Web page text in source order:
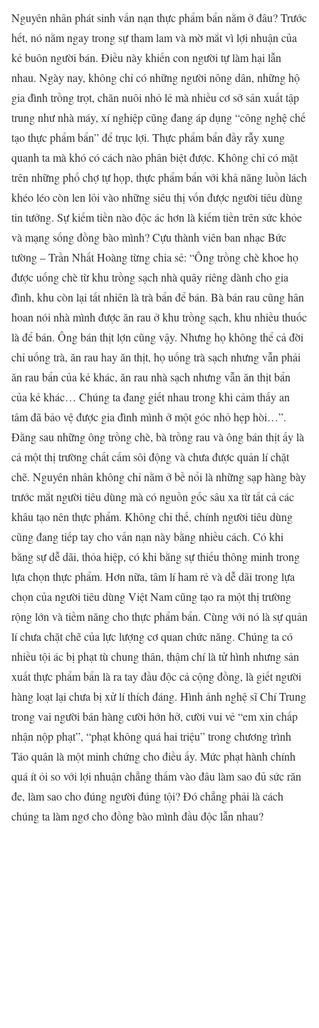
Nguyên nhân phát sinh vấn nạn thực phẩm bẩn nằm ở đâu? Trước
hết, nó nằm ngay trong sự tham lam và mờ mắt vì lợi nhuận của
kẻ buôn người bán. Điều này khiến con người tự làm hại lẫn
nhau. Ngày nay, không chỉ có những người nông dân, những hộ
gia đình trồng trọt, chăn nuôi nhỏ lẻ mà nhiều cơ sở sản xuất tập
trung như nhà máy, xí nghiệp cũng đang áp dụng “công nghệ chế
tạo thực phẩm bẩn” để trục lợi. Thực phẩm bẩn đầy rẫy xung
quanh ta mà khó có cách nào phân biệt được. Không chỉ có mặt
trên những phố chợ tự họp, thực phẩm bẩn với khả năng luồn lách
khéo léo còn len lỏi vào những siêu thị vốn được người tiêu dùng
tin tưởng. Sự kiếm tiền nào độc ác hơn là kiếm tiền trên sức khỏe
và mạng sống đồng bào mình? Cựu thành viên ban nhạc Bức
tường – Trần Nhất Hoàng từng chia sẻ: “Ông trồng chè khoe họ
được uống chè từ khu trồng sạch nhà quây riêng dành cho gia
đình, khu còn lại tất nhiên là trà bẩn để bán. Bà bán rau cũng hân
hoan nói nhà mình được ăn rau ở khu trồng sạch, khu nhiều thuốc
là để bán. Ông bán thịt lợn cũng vậy. Nhưng họ không thể cả đời
chỉ uống trà, ăn rau hay ăn thịt, họ uống trà sạch nhưng vẫn phải
ăn rau bẩn của kẻ khác, ăn rau nhà sạch nhưng vẫn ăn thịt bẩn
của kẻ khác… Chúng ta đang giết nhau trong khi cảm thấy an
tâm đã bảo vệ được gia đình mình ở một góc nhỏ hẹp hòi…”.
Đằng sau những ông trồng chè, bà trồng rau và ông bán thịt ấy là
cả một thị trường chất cấm sôi động và chưa được quản lí chặt
chẽ. Nguyên nhân không chỉ nằm ở bề nổi là những sạp hàng bày
trước mắt người tiêu dùng mà có nguồn gốc sâu xa từ tất cả các
khâu tạo nên thực phẩm. Không chỉ thế, chính người tiêu dùng
cũng đang tiếp tay cho vấn nạn này bằng nhiều cách. Có khi
bằng sự dễ dãi, thỏa hiệp, có khi bằng sự thiếu thông minh trong
lựa chọn thực phẩm. Hơn nữa, tâm lí ham rẻ và dễ dãi trong lựa
chọn của người tiêu dùng Việt Nam cũng tạo ra một thị trường
rộng lớn và tiềm năng cho thực phẩm bẩn. Cùng với nó là sự quản
lí chưa chặt chẽ của lực lượng cơ quan chức năng. Chúng ta có
nhiều tội ác bị phạt tù chung thân, thậm chí là tử hình nhưng sản
xuất thực phẩm bẩn là ra tay đầu độc cả cộng đồng, là giết người
hàng loạt lại chưa bị xử lí thích đáng. Hình ảnh nghệ sĩ Chí Trung
trong vai người bán hàng cười hớn hở, cười vui vẻ “em xin chấp
nhận nộp phạt”, “phạt không quá hai triệu” trong chương trình
Táo quân là một minh chứng cho điều ấy. Mức phạt hành chính
quá ít ỏi so với lợi nhuận chẳng thấm vào đâu làm sao đủ sức răn
đe, làm sao cho đúng người đúng tội? Đó chẳng phải là cách
chúng ta làm ngơ cho đồng bào mình đầu độc lẫn nhau?